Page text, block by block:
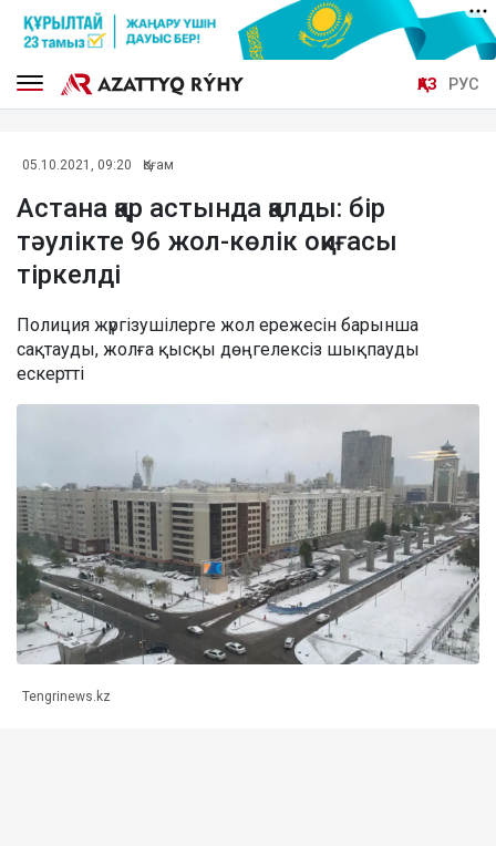
ҚАЗ РУС
05.10.2021, 09:20 Қоғам
Астана қар астында қалды: бір
тәулікте 96 жол-көлік оқиғасы
тіркелді
Полиция жүргізушілерге жол ережесін барынша
сақтауды, жолға қысқы дөңгелексіз шықпауды
ескертті
Tengrinews.kz